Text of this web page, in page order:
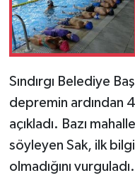
Sındırgı Belediye
depremin ardından
açıkladı. Bazı
söyleyen Sak, ilk
olmadığını vurguladı.